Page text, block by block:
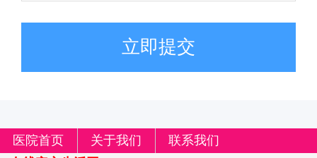
立即提交
医院首页 关于我们
联系我们